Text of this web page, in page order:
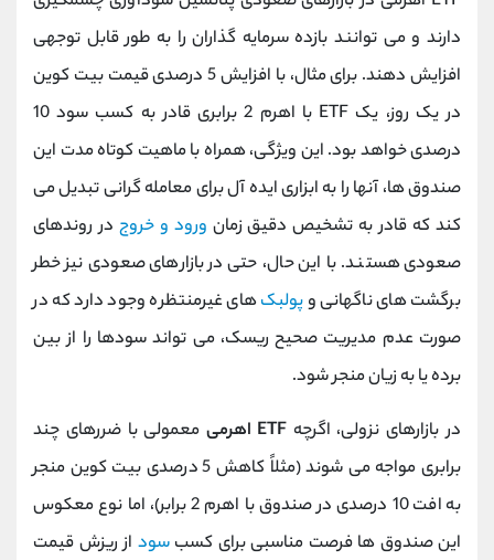
دارند و می ‌توانند بازده سرمایه‌ گذاران را به طور قابل توجهی
افزایش دهند. برای مثال، با افزایش 5 درصدی قیمت بیت ‌کوین
در یک روز، یک ETF با اهرم 2 برابری قادر به کسب سود 10
درصدی خواهد بود. این ویژگی، همراه با ماهیت کوتاه‌ مدت این
صندوق‌ ها، آنها را به ابزاری ایده‌ آل برای معامله ‌گرانی تبدیل می‌
کند که قادر به تشخیص دقیق زمان ورود و خروج در روندهای
صعودی هستند. با این حال، حتی در بازارهای صعودی نیز خطر
برگشت‌ های ناگهانی وپولبک‌های غیرمنتظره وجود دارد که در
صورت عدم مدیریت صحیح ریسک، می ‌تواند سودها را از بین
برده یا به زیان منجر شود.
در بازارهای نزولی، اگرچهETF اهرمی
معمولی با ضررهای چند
برابری مواجه می ‌شوند (مثلاً کاهش 5 درصدی بیت‌ کوین منجر
به افت 10 درصدی در صندوق با اهرم 2 برابر)، اما نوع معکوس
این صندوق ‌ها فرصت مناسبی برای کسبسود از ریزش قیمت